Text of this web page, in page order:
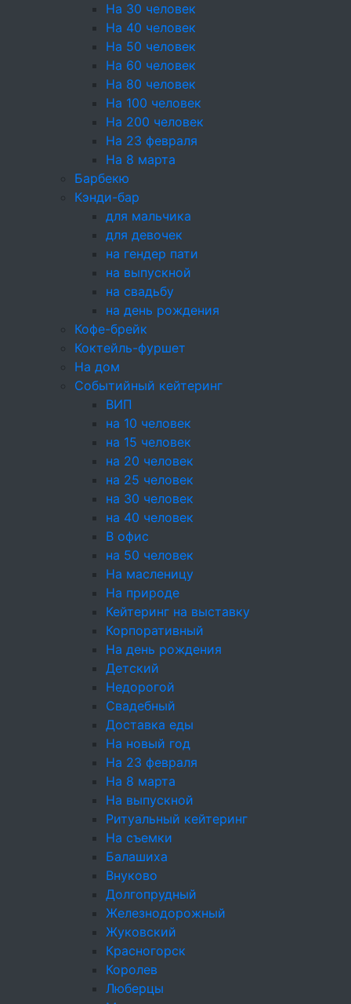
На 30 человек
На 40 человек
На 50 человек
На 60 человек
На 80 человек
На 100 человек
На 200 человек
На 23 февраля
На 8 марта
Барбекю
Кэнди-бар
для мальчика
для девочек
на гендер пати
на выпускной
на свадьбу
на день рождения
Кофе-брейк
Коктейль-фуршет
На дом
Событийный кейтеринг
ВИП
на 10 человек
на 15 человек
на 20 человек
на 25 человек
на 30 человек
на 40 человек
В офис
на 50 человек
На масленицу
На природе
Кейтеринг на выставку
Корпоративный
На день рождения
Детский
Недорогой
Свадебный
Доставка еды
На новый год
На 23 февраля
На 8 марта
На выпускной
Ритуальный кейтеринг
На съемки
Балашиха
Внуково
Долгопрудный
Железнодорожный
Жуковский
Красногорск
Королев
Люберцы
Хлебцы с розмарином, чесн., ол. масло с
морской солью, Сыр Крем чиз, Говядина
Ростбиф, Салат Проростки Гороха
Энергетическая ценность
картой или наличными
За покупки начисляем бонусы
по Москве и области
Самовывоз — бесплатно
Легкие и полезные Ростбиф и свежая зелень
гороха на хлебце с крем-чизом на шпажках и
без станут отличной закуской на любом
праздничном столе. Попробуйте оригинальное
сочетание привычных и экзотических
продуктов. Красиво оформленные сеты
разнообразят дружескую вечеринку или
офисный фуршет. Тарелки с ними очень быстро
опустеют – ваши гости по достоинству оценят
нежный вкус канапе.
+7 (495) 226-61-49
Москва, ул. Прянишникова 19а с1
event@cateringincity.ru
Создание сайта —
Андрей Богданов
© 2005-2026 «InCity Catering»
Карта сайта
Настройки cookie
ОБРАТНЫЙ ЗВОНОК
ИП Емельянов Даниил Дмитриевич ИНН